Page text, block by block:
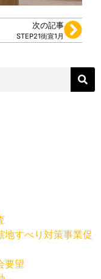
次の記事
STEP21街宣1月
地すべり対策事業促
要望